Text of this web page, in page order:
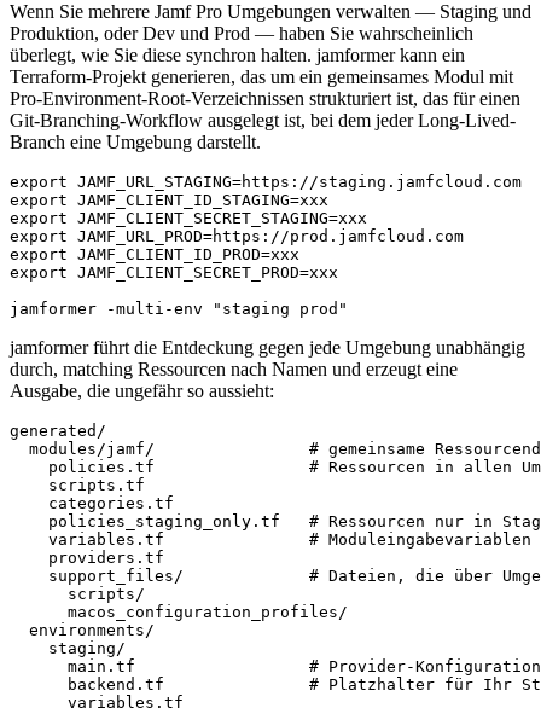
Wenn Sie mehrere Jamf Pro Umgebungen verwalten — Staging und
Produktion, oder Dev und Prod — haben Sie wahrscheinlich
überlegt, wie Sie diese synchron halten. jamformer kann ein
Terraform-Projekt generieren, das um ein gemeinsames Modul mit
Pro-Environment-Root-Verzeichnissen strukturiert ist, das für einen
Git-Branching-Workflow ausgelegt ist, bei dem jeder Long-Lived-
Branch eine Umgebung darstellt.
export JAMF_URL_STAGING=https://staging.jamfcloud.com
export JAMF_CLIENT_ID_STAGING=xxx
export JAMF_CLIENT_SECRET_STAGING=xxx
export JAMF_URL_PROD=https://prod.jamfcloud.com
export JAMF_CLIENT_ID_PROD=xxx
export JAMF_CLIENT_SECRET_PROD=xxx
jamformer führt die Entdeckung gegen jede Umgebung unabhängig
durch, matching Ressourcen nach Namen und erzeugt eine
Ausgabe, die ungefähr so aussieht:
generated/
modules/jamf/                # gemeinsame
policies.tf                # Ressourcen in allen
    scripts.tf
    categories.tf
policies_staging_only.tf   # Ressourcen nur in
    variables.tf               # Moduleingabevariablen
    providers.tf
support_files/             # Dateien, die über
      scripts/
      macos_configuration_profiles/
  environments/
    staging/
main.tf                  # Provider-
backend.tf               # Platzhalter für Ihr
      variables.tf